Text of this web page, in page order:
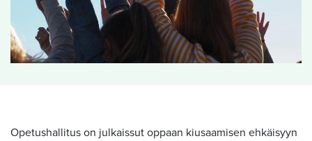
Opetushallitus on julkaissut oppaan kiusaamisen ehkäisyyn